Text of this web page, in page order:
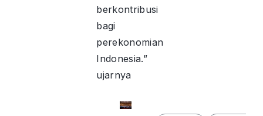
berkontribusi
bagi
perekonomian
Indonesia.”
ujarnya